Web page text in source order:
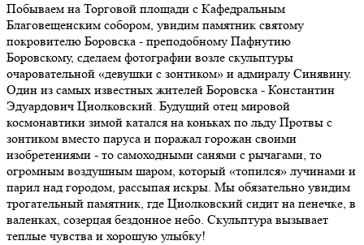
Побываем на Торговой площади с Кафедральным
Благовещенским собором, увидим памятник святому
покровителю Боровска - преподобному Пафнутию
Боровскому, сделаем фотографии возле скульптуры
очаровательной «девушки с зонтиком» и адмиралу Синявину.
Один из самых известных жителей Боровска - Константин
Эдуардович Циолковский. Будущий отец мировой
космонавтики зимой катался на коньках по льду Протвы с
зонтиком вместо паруса и поражал горожан своими
изобретениями - то самоходными санями с рычагами, то
огромным воздушным шаром, который «топился» лучинами и
парил над городом, рассыпая искры. Мы обязательно увидим
трогательный памятник, где Циолковский сидит на пенечке, в
валенках, созерцая бездонное небо. Скульптура вызывает
теплые чувства и хорошую улыбку!